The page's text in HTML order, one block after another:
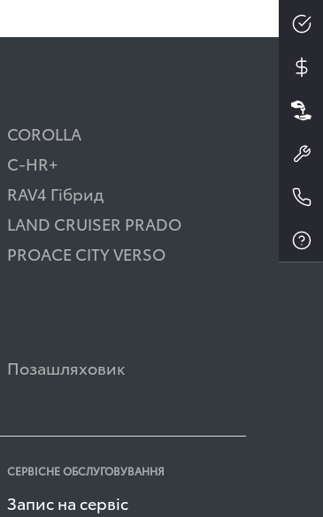
COROLLA
C-HR+
RAV4 Гібрид
LAND CRUISER PRADO
PROACE CITY VERSO
Позашляховик
СЕРВІСНЕ ОБСЛУГОВУВАННЯ
Запис на сервіс